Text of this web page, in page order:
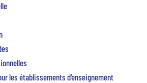
les établissements d’enseignement